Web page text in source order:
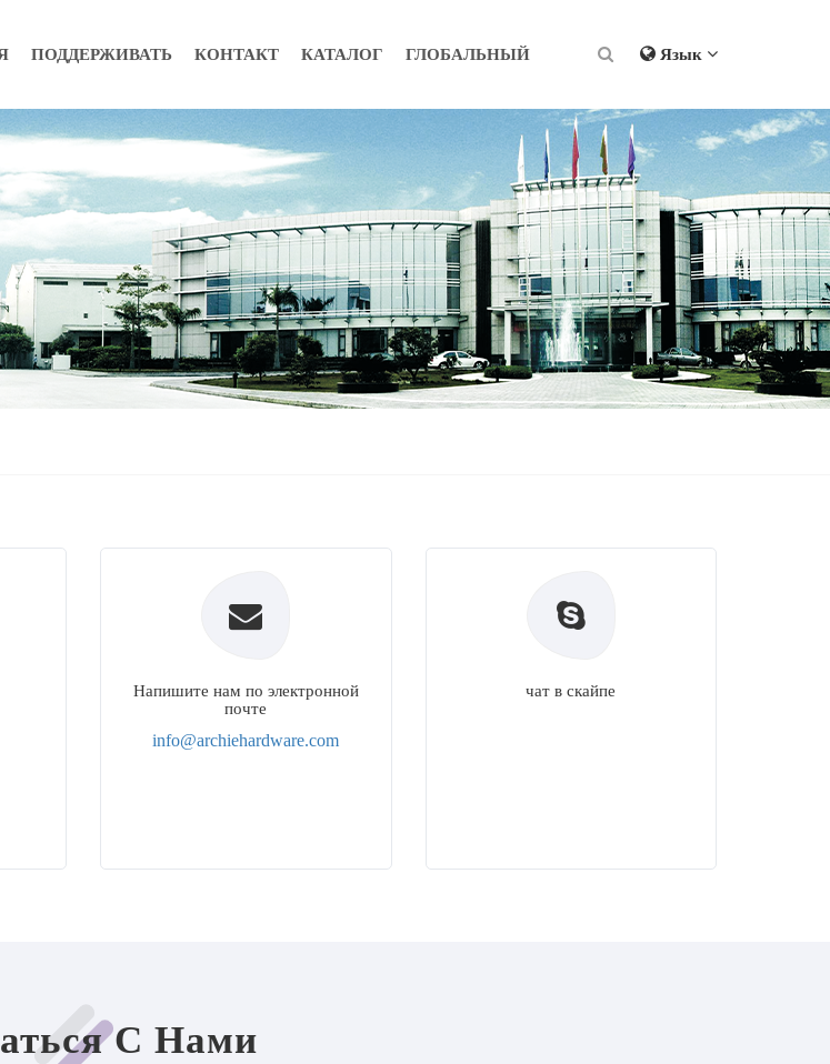
ПОДДЕРЖИВАТЬ КОНТАКТ КАТАЛОГ ГЛОБАЛЬНЫЙ Язык
Напишите нам по электронной
почте
info@archiehardware.com
чат в скайпе
С Нами